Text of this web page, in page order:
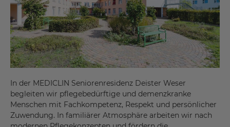
In der MEDICLIN Seniorenresidenz Deister Weser
begleiten wir pflegebedürftige und demenzkranke
Menschen mit Fachkompetenz, Respekt und persönlicher
Zuwendung. In familiärer Atmosphäre arbeiten wir nach